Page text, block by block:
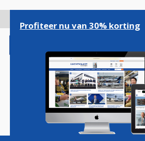
gaan
Magazine Podcasts
Profiteer nu van 30% korting